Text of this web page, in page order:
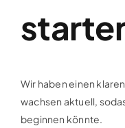
Wir haben einen
wachsen aktuell,
beginnen könnte.